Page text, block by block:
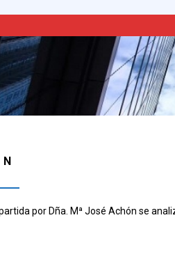
por Dña. Mª José Achón se